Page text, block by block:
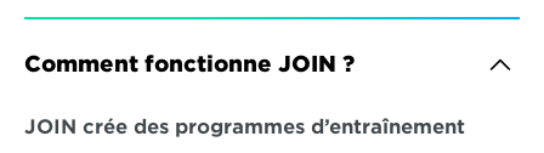
Comment fonctionne JOIN ?
JOIN crée des programmes d’entraînement